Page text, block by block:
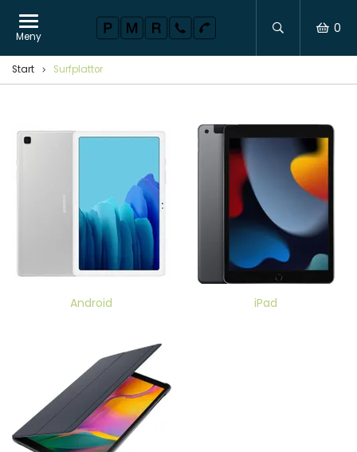
Start Surfplattor
Android iPad
Meny
0